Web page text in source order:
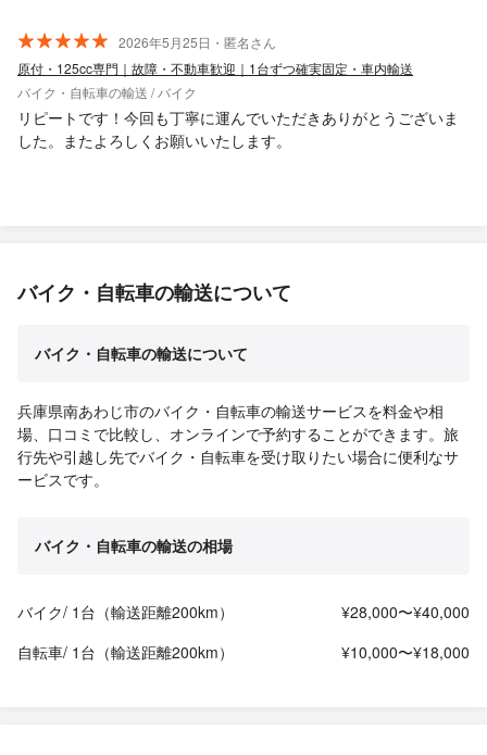
2026年5月25日・匿名さん
原付・125cc専門｜故障・不動車歓迎｜1台ずつ確実固定・車内輸送
バイク・自転車の輸送 / バイク
リピートです！今回も丁寧に運んでいただきありがとうございま
した。またよろしくお願いいたします。
バイク・自転車の輸送について
バイク・自転車の輸送について
兵庫県南あわじ市のバイク・自転車の輸送サービスを料金や相
場、口コミで比較し、オンラインで予約することができます。旅
行先や引越し先でバイク・自転車を受け取りたい場合に便利なサ
ービスです。
バイク・自転車の輸送の相場
バイク/ 1台（輸送距離200km）
¥28,000〜¥40,000
自転車/ 1台（輸送距離200km）
¥10,000〜¥18,000